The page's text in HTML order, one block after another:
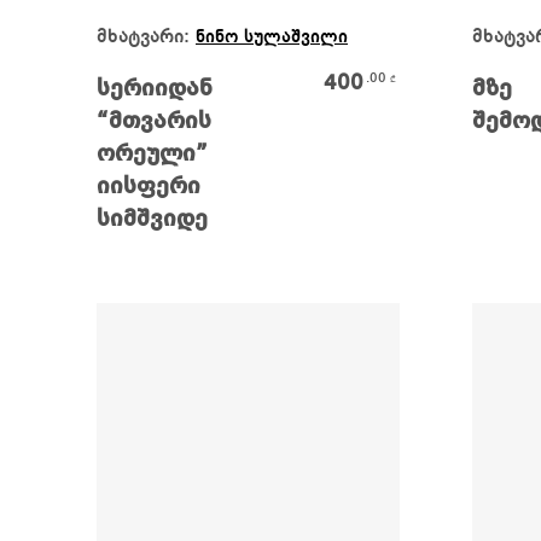
მხატვარი: ნინო სულაშვილი
სერიიდან
“მთვარის
ორეული”
იისფერი
სიმშვიდე
400 .00 ₾
მზე